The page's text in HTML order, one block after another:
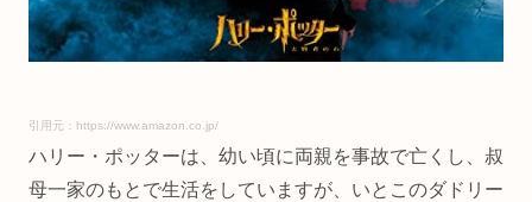
引用元：https://www.amazon.co.jp/
ハリー・ポッターは、幼い頃に両親を事故で亡くし、叔
母一家のもとで生活をしていますが、いとこのダドリー